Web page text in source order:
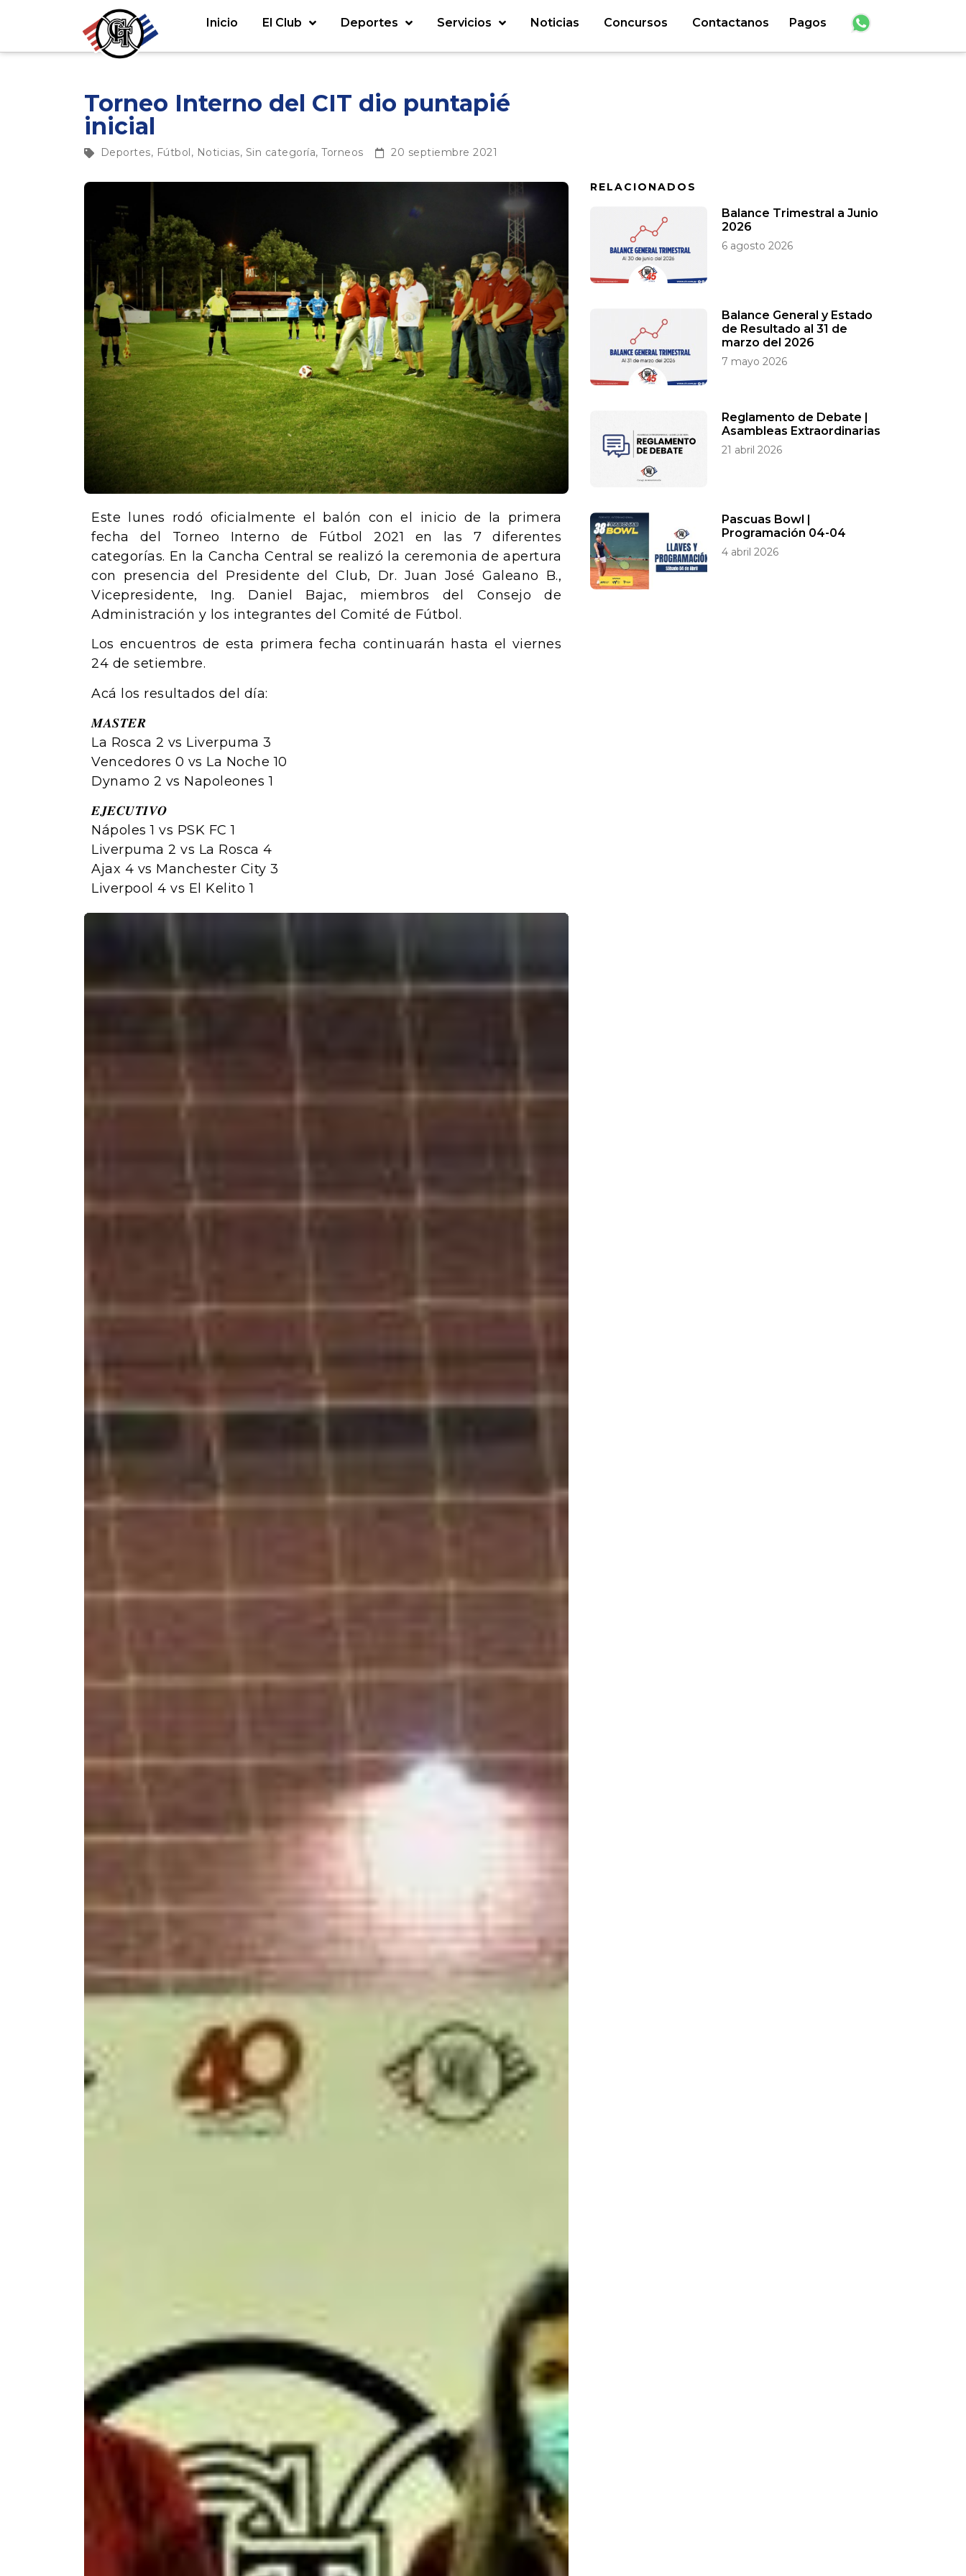
Inicio El Club Deportes Servicios Noticias Concursos Contactanos Pagos
Torneo Interno del CIT dio puntapié
inicial
Deportes, Fútbol, Noticias, Sin categoría, Torneos 20 septiembre 2021
Este lunes rodó oficialmente el balón con el inicio de la primera
fecha del Torneo Interno de Fútbol 2021 en las 7 diferentes
categorías. En la Cancha Central se realizó la ceremonia de apertura
con presencia del Presidente del Club, Dr. Juan José Galeano B.,
Vicepresidente, Ing. Daniel Bajac, miembros del Consejo de
Administración y los integrantes del Comité de Fútbol.
Los encuentros de esta primera fecha continuarán hasta el viernes
24 de setiembre.
Acá los resultados del día:
𝑴𝑨𝑺𝑻𝑬𝑹
La Rosca 2 vs Liverpuma 3
Vencedores 0 vs La Noche 10
Dynamo 2 vs Napoleones 1
𝑬𝑱𝑬𝑪𝑼𝑻𝑰𝑽𝑶
Nápoles 1 vs PSK FC 1
Liverpuma 2 vs La Rosca 4
Ajax 4 vs Manchester City 3
Liverpool 4 vs El Kelito 1
RELACIONADOS
Balance Trimestral a Junio
2026
6 agosto 2026
Balance General y Estado
de Resultado al 31 de
marzo del 2026
7 mayo 2026
Reglamento de Debate |
Asambleas Extraordinarias
21 abril 2026
Pascuas Bowl |
Programación 04-04
4 abril 2026